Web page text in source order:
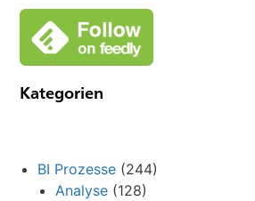
Kategorien
BI Prozesse (244)
Analyse (128)